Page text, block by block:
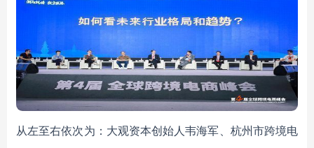
从左至右依次为：大观资本创始人韦海军、杭州市跨境电